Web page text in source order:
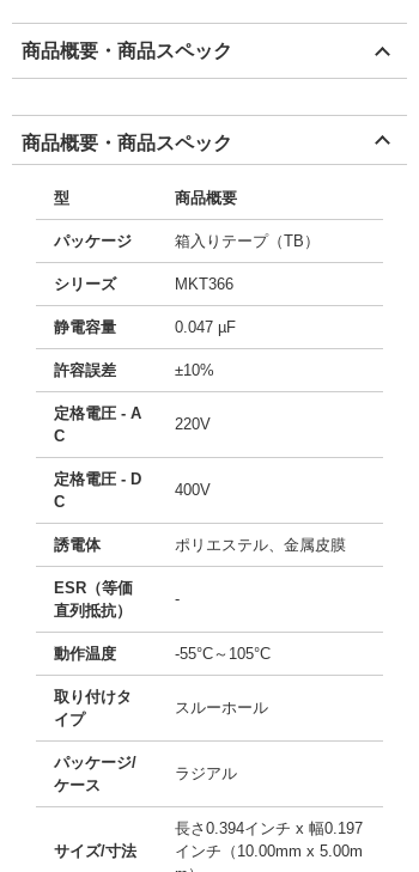
商品概要・商品スペック
商品概要・商品スペック
型 商品概要
パッケージ 箱入りテープ（TB）
シリーズ MKT366
静電容量 0.047 µF
許容誤差 ±10%
定格電圧 - A
C
220V
定格電圧 - D
C
400V
誘電体 ポリエステル、金属皮膜
ESR（等価
直列抵抗）
-
動作温度 -55°C～105°C
取り付けタ
イプ
スルーホール
パッケージ/
ケース
ラジアル
サイズ/寸法
長さ0.394インチ x 幅0.197
インチ（10.00mm x 5.00m